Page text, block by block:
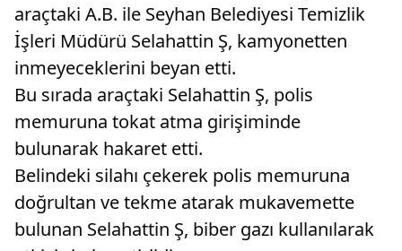
araçtaki A.B. ile Seyhan Belediyesi Temizlik
İşleri Müdürü Selahattin Ş, kamyonetten
inmeyeceklerini beyan etti.
Bu sırada araçtaki Selahattin Ş, polis
memuruna tokat atma girişiminde
bulunarak hakaret etti.
Belindeki silahı çekerek polis memuruna
doğrultan ve tekme atarak mukavemette
bulunan Selahattin Ş, biber gazı kullanılarak